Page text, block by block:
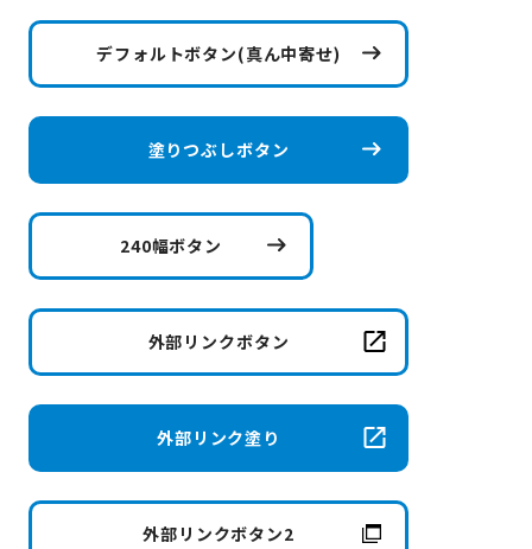
デフォルトボタン(真ん中寄せ)
塗りつぶしボタン
240幅ボタン
外部リンクボタン
外部リンク塗り
外部リンクボタン2